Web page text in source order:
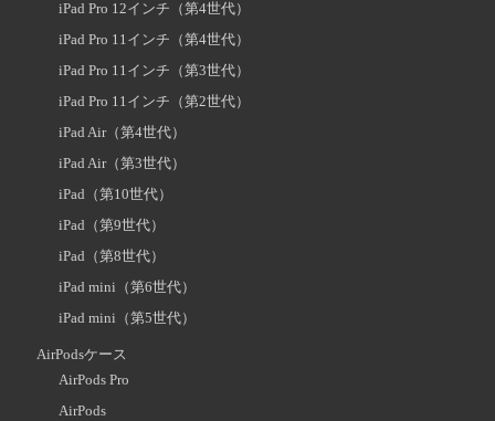
iPad Pro 12インチ（第4世代）
iPad Pro 11インチ（第4世代）
iPad Pro 11インチ（第3世代）
iPad Pro 11インチ（第2世代）
iPad Air（第4世代）
iPad Air（第3世代）
iPad（第10世代）
iPad（第9世代）
iPad（第8世代）
iPad mini（第6世代）
iPad mini（第5世代）
AirPodsケース
AirPods Pro
AirPods